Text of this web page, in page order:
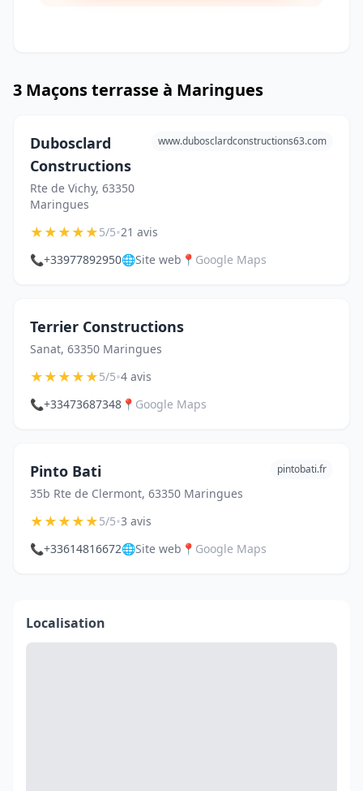
3 Maçons terrasse à Maringues
Dubosclard
Constructions
Rte de Vichy, 63350
Maringues
www.dubosclardconstructions63.com
★★★★★5/5•21 avis
📞+33977892950🌐Site web 📍 Google Maps
Terrier Constructions
Sanat, 63350 Maringues
★★★★★5/5•4 avis
📞+33473687348 📍 Google Maps
Pinto Bati
35b Rte de Clermont, 63350 Maringues
pintobati.fr
★★★★★5/5•3 avis
📞+33614816672🌐Site web 📍 Google Maps
Localisation